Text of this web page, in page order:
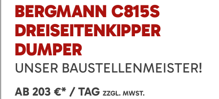
BERGMANN C815S
DREISEITENKIPPER
DUMPER
UNSER BAUSTELLENMEISTER!
AB 203 €* / TAG ZZGL. MWST.